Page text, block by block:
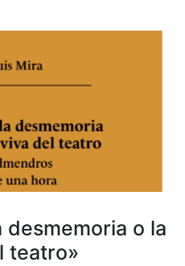
desmemoria o la
teatro»